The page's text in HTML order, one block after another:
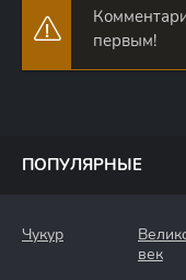
первым!
ПОПУЛЯРНЫЕ
Чукур
век